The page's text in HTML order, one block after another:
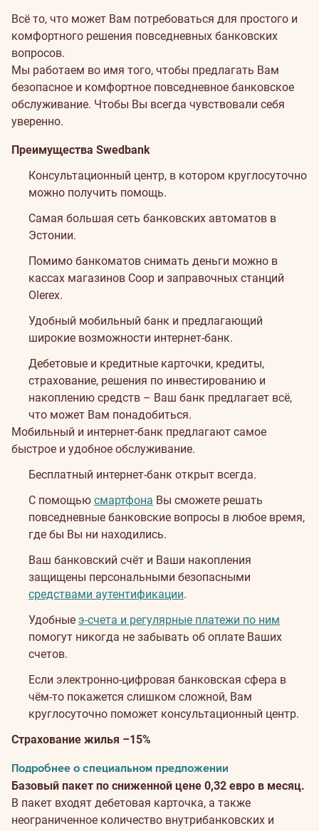
Всё то, что может Вам потребоваться для простого и
комфортного решения повседневных банковских
вопросов.
Мы работаем во имя того, чтобы предлагать Вам
безопасное и комфортное повседневное банковское
обслуживание. Чтобы Вы всегда чувствовали себя
уверенно.
Преимущества Swedbank
Консультационный центр, в котором круглосуточно
можно получить помощь.
Самая большая сеть банковских автоматов в
Эстонии.
Помимо банкоматов снимать деньги можно в
кассах магазинов Coop и заправочных станций
Olerex.
Удобный мобильный банк и предлагающий
широкие возможности интернет-банк.
Дебетовые и кредитные карточки, кредиты,
страхование, решения по инвестированию и
накоплению средств – Ваш банк предлагает всё,
что может Вам понадобиться.
Мобильный и интернет-банк предлагают самое
быстрое и удобное обслуживание.
Бесплатный интернет-банк открыт всегда.
С помощью смартфона Вы сможете решать
повседневные банковские вопросы в любое время,
где бы Вы ни находились.
Ваш банковский счёт и Ваши накопления
защищены персональными безопасными
средствами аутентификации.
Удобные э-счета и регулярные платежи по ним
помогут никогда не забывать об оплате Ваших
счетов.
Если электронно-цифровая банковская сфера в
чём-то покажется слишком сложной, Вам
круглосуточно поможет консультационный центр.
Страхование жилья –15%
Подробнее о специальном предложении
Базовый пакет по сниженной цене 0,32 евро в месяц.
В пакет входят дебетовая карточка, а также
неограниченное количество внутрибанковских и